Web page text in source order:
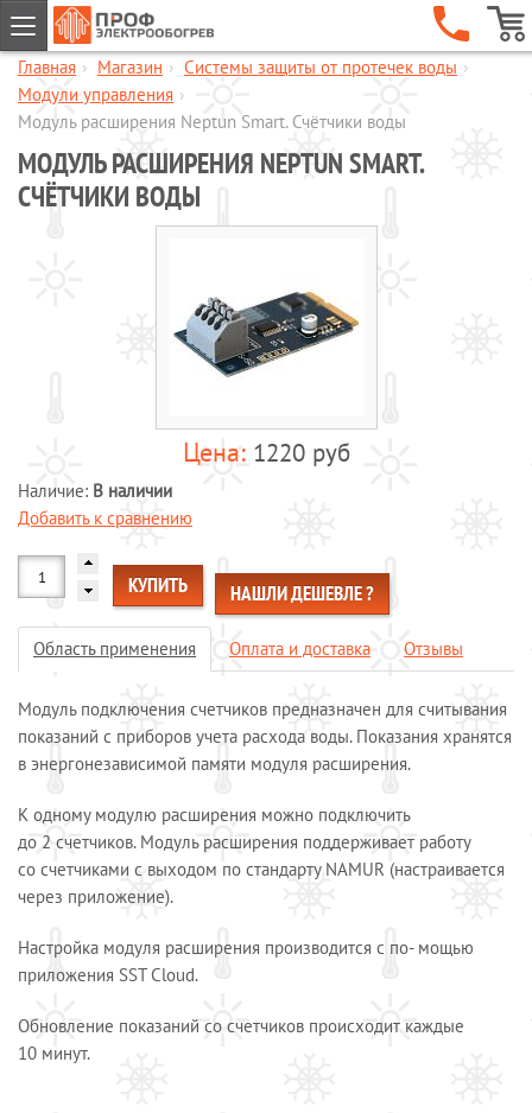
ГЛАВНАЯ
КОМПАНИЯ
УСЛУГИ
ОБЪЕКТЫ
Обогрев кровли и водостоков
Обогрев пандусов и ступеней
Шкафы управления обогревом
Готовые комплекты для обогрева
водопровода
Обогрев бетона
Системы обогрева пола
Специальные кабели
Системы защиты от протечек воды
Обогрев морозильных камер
Отопление и водоснабжение
ОПЛАТА И ДОСТАВКА
КАЛЬКУЛЯТОР
КОНТАКТЫ
Главная › Магазин › Системы защиты от протечек воды ›
Модули управления ›
Модуль расширения Neptun Smart. Счётчики воды
МОДУЛЬ РАСШИРЕНИЯ NEPTUN SMART.
СЧЁТЧИКИ ВОДЫ
1220 руб
Наличие: В наличии
Добавить к сравнению
КУПИТЬ НАШЛИ ДЕШЕВЛЕ ?
Область применения Оплата и доставка Отзывы
Модуль подключения счетчиков предназначен для считывания
показаний с приборов учета расхода воды. Показания хранятся
в энергонезависимой памяти модуля расширения.
К одному модулю расширения можно подключить
до 2 счетчиков. Модуль расширения поддерживает работу
со счетчиками с выходом по стандарту NAMUR (настраивается
через приложение).
Настройка модуля расширения производится с по- мощью
приложения SST Cloud.
Обновление показаний со счетчиков происходит каждые
10 минут.